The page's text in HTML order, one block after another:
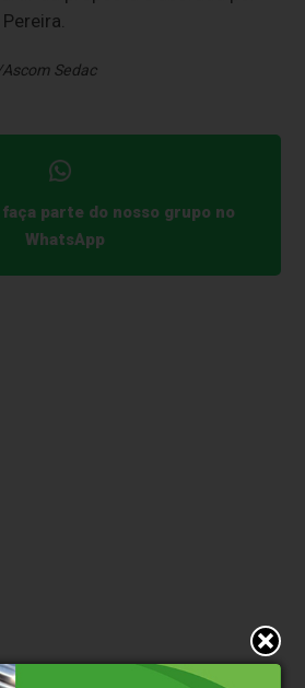
Sedac
parte do nosso grupo no
WhatsApp
é de responsabilidade de quem